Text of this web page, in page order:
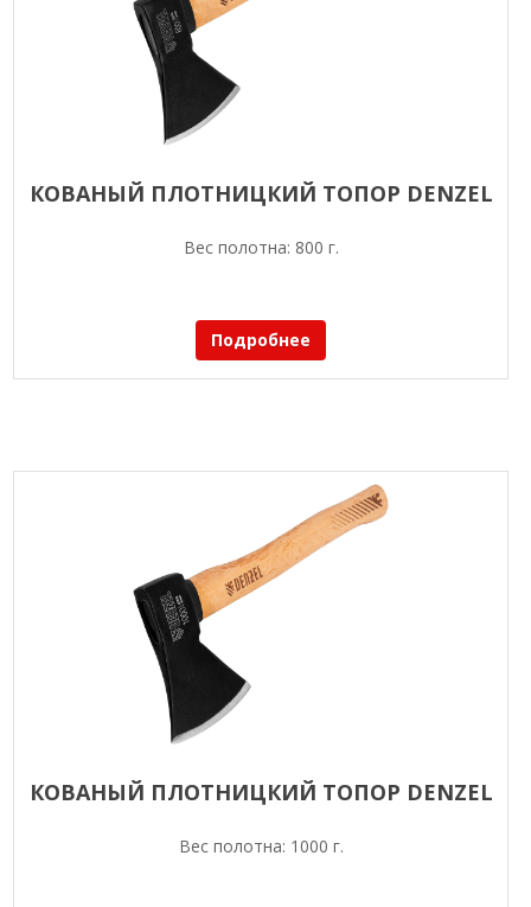
КОВАНЫЙ ПЛОТНИЦКИЙ ТОПОР DENZEL
Вес полотна: 800 г.
Подробнее
КОВАНЫЙ ПЛОТНИЦКИЙ ТОПОР DENZEL
Вес полотна: 1000 г.